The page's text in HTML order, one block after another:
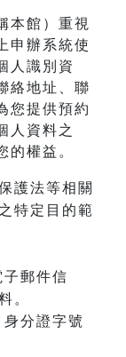
本館）重視
申辦系統使
人識別資
絡地址、聯
您提供預約
人資料之
的權益。
護法等相關
特定目的範
郵件信
。
分證字號